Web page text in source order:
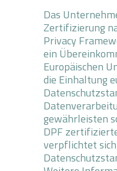
Das
Zertifizierung
Privacy
ein
Europäischen
die Einhaltung
gewährleisten
DPF
verpflichtet